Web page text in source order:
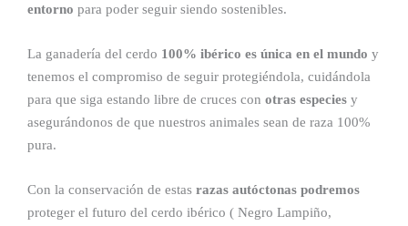
entorno para poder seguir siendo sostenibles.
La ganadería del cerdo 100% ibérico es única en el mundo y
tenemos el compromiso de seguir protegiéndola, cuidándola
para que siga estando libre de cruces con otras especies y
asegurándonos de que nuestros animales sean de raza 100%
pura.
Con la conservación de estas razas autóctonas podremos
proteger el futuro del cerdo ibérico ( Negro Lampiño,